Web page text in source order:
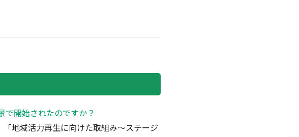
開始されたのですか？
地域活力再生に向けた取組み～ステージ